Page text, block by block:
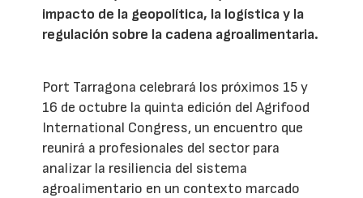
impacto de la geopolítica, la logística y la
regulación sobre la cadena agroalimentaria.
Port Tarragona celebrará los próximos 15 y
16 de octubre la quinta edición del Agrifood
International Congress, un encuentro que
reunirá a profesionales del sector para
analizar la resiliencia del sistema
agroalimentario en un contexto marcado